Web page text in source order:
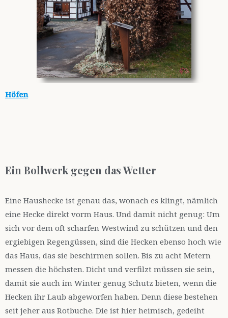
Höfen
Ein Bollwerk gegen das Wetter
Eine Haushecke ist genau das, wonach es klingt, nämlich
eine Hecke direkt vorm Haus. Und damit nicht genug: Um
sich vor dem oft scharfen Westwind zu schützen und den
ergiebigen Regengüssen, sind die Hecken ebenso hoch wie
das Haus, das sie beschirmen sollen. Bis zu acht Metern
messen die höchsten. Dicht und verfilzt müssen sie sein,
damit sie auch im Winter genug Schutz bieten, wenn die
Hecken ihr Laub abgeworfen haben. Denn diese bestehen
seit jeher aus Rotbuche. Die ist hier heimisch, gedeiht